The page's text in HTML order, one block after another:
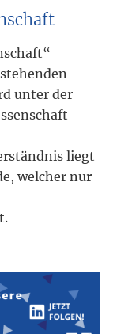
unter der
liegt
welcher nur